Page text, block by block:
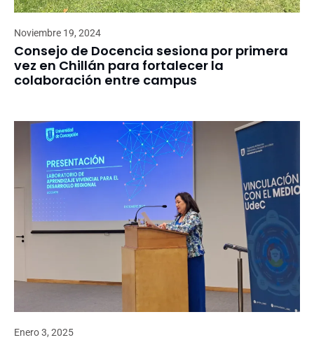
Noviembre 19, 2024
Consejo de Docencia sesiona por primera
vez en Chillán para fortalecer la
colaboración entre campus
Enero 3, 2025